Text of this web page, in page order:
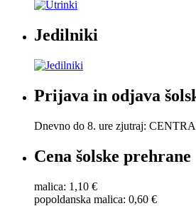
Jedilniki
Prijava in odjava
Dnevno do 8. ure zjutraj:
Cena šolske prehrane
malica: 1,10 €
popoldanska malica: 0,60 €